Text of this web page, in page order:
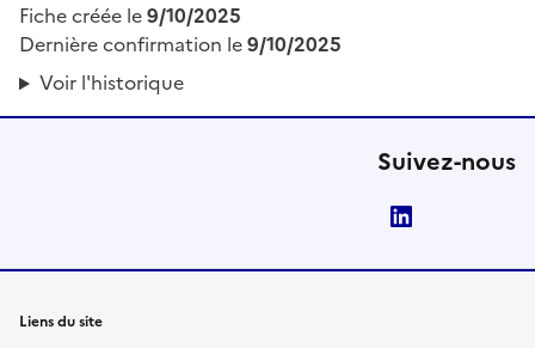
Fiche créée le9/10/2025
Dernière confirmation le9/10/2025
Voir l'historique
Suivez-nous
Liens du site